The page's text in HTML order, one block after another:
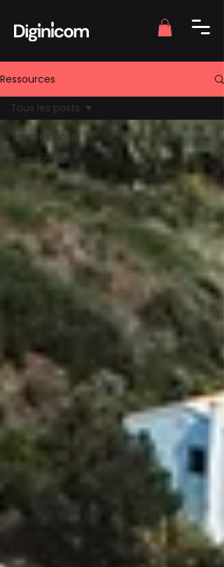
Ressources
Tous les posts
Ressources
Tous les posts